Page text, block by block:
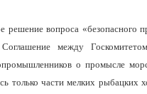
решение вопроса «безопасного
между
о промысле
только части мелких